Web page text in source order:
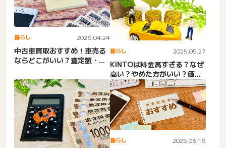
暮らし 2026.04.24
中古車買取おすすめ！車売る
ならどこがいい？査定額・買
ど...
暮らし 2025.05.27
KINTOは料金高すぎる？なぜ
高い？やめた方がいい？価格
表やデメリット・メリッ...
暮らし 2025.03.16